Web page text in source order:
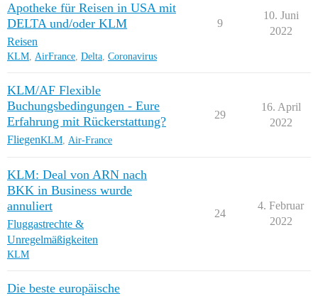
Apotheke für Reisen in USA mit
DELTA und/oder KLM
Reisen
KLM, AirFrance, Delta, Coronavirus
9
10. Juni
2022
KLM/AF Flexible
Buchungsbedingungen - Eure
Erfahrung mit Rückerstattung?
FliegenKLM Air-France
29
16. April
2022
KLM: Deal von ARN nach
BKK in Business wurde
annuliert
Fluggastrechte &
Unregelmäßigkeiten
KLM
24
4. Februar
2022
Die beste europäische